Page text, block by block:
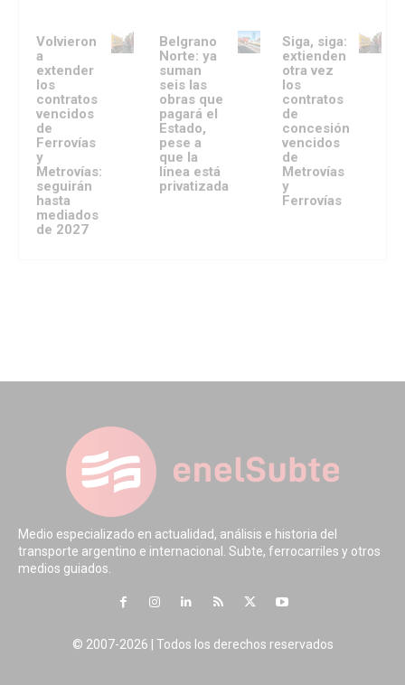
Volvieron
a
extender
los
contratos
vencidos
de
Ferrovías
y
Metrovías:
seguirán
hasta
mediados
de 2027
Belgrano
Norte: ya
suman
seis las
obras que
pagará el
Estado,
pese a
que la
línea está
privatizada
Siga, siga:
extienden
otra vez
los
contratos
de
concesión
vencidos
de
Metrovías
y
Ferrovías
Medio especializado en actualidad, análisis e historia del
transporte argentino e internacional. Subte, ferrocarriles y otros
medios guiados.
© 2007-2026 | Todos los derechos reservados